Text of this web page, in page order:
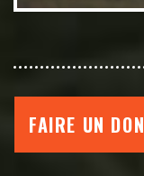
FAIRE UN DON